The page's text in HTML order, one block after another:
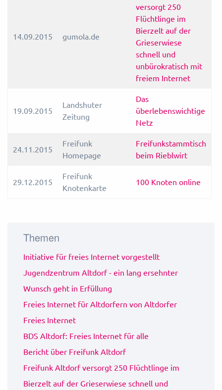
14.09.2015 gumola.de
versorgt 250
Flüchtlinge im
Bierzelt auf der
Grieserwiese
schnell und
unbürokratisch mit
freiem Internet
19.09.2015
Landshuter
Zeitung
Das
überlebenswichtige
Netz
24.11.2015
Freifunk
Homepage
Freifunkstammtisch
beim Rieblwirt
29.12.2015
Freifunk
Knotenkarte
100 Knoten online
Themen
Initiative für freies Internet vorgestellt
Jugendzentrum Altdorf - ein lang ersehnter
Wunsch geht in Erfüllung
Freies Internet für Altdorfern von Altdorfer
Freies Internet
BDS Altdorf: Freies Internet für alle
Bericht über Freifunk Altdorf
Freifunk Altdorf versorgt 250 Flüchtlinge im
Bierzelt auf der Grieserwiese schnell und